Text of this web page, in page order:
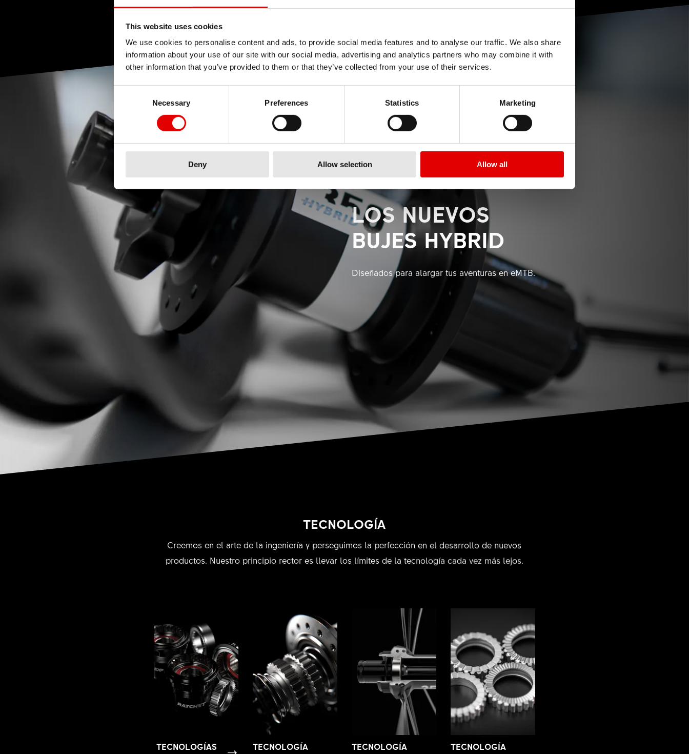
This website uses cookies
We use cookies to personalise content and ads, to provide social media features and to analyse our traffic. We also share
information about your use of our site with our social media, advertising and analytics partners who may combine it with
other information that you’ve provided to them or that they’ve collected from your use of their services.
Necessary
Preferences Statistics Marketing
Deny Allow selection Allow all
LOS NUEVOS
BUJES HYBRID
Diseñados para alargar tus aventuras en eMTB.
TECNOLOGÍA
Creemos en el arte de la ingeniería y perseguimos la perfección en el desarrollo de nuevos
productos. Nuestro principio rector es llevar los límites de la tecnología cada vez más lejos.
TECNOLOGÍAS
TECNOLOGÍA
TECNOLOGÍA
TECNOLOGÍA